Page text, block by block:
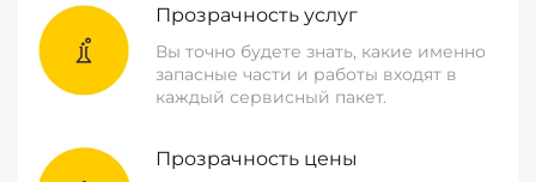
Прозрачность услуг
Вы точно будете знать, какие именно
запасные части и работы входят в
каждый сервисный пакет.
Прозрачность цены